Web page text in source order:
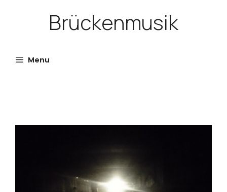
Brückenmusik
Menu